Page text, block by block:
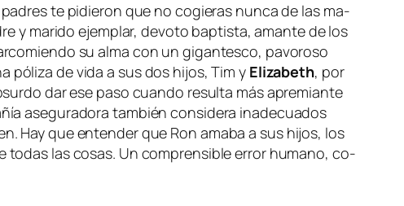
te pi­die­ron que no co­gie­ras nun­ca de las ma­
y ma­ri­do ejem­plar, de­vo­to bap­tis­ta, aman­te de los
su al­ma con un gi­gan­tes­co, pa­vo­ro­so
pó­li­za de vi­da a sus dos hi­jos, Tim y Elizabeth, por
dar ese pa­so cuan­do re­sul­ta más apre­mian­te
ase­gu­ra­do­ra tam­bién con­si­de­ra inade­cua­dos
Hay que en­ten­der que Ron ama­ba a sus hi­jos, los
to­das las co­sas. Un com­pren­si­ble error hu­mano, co­